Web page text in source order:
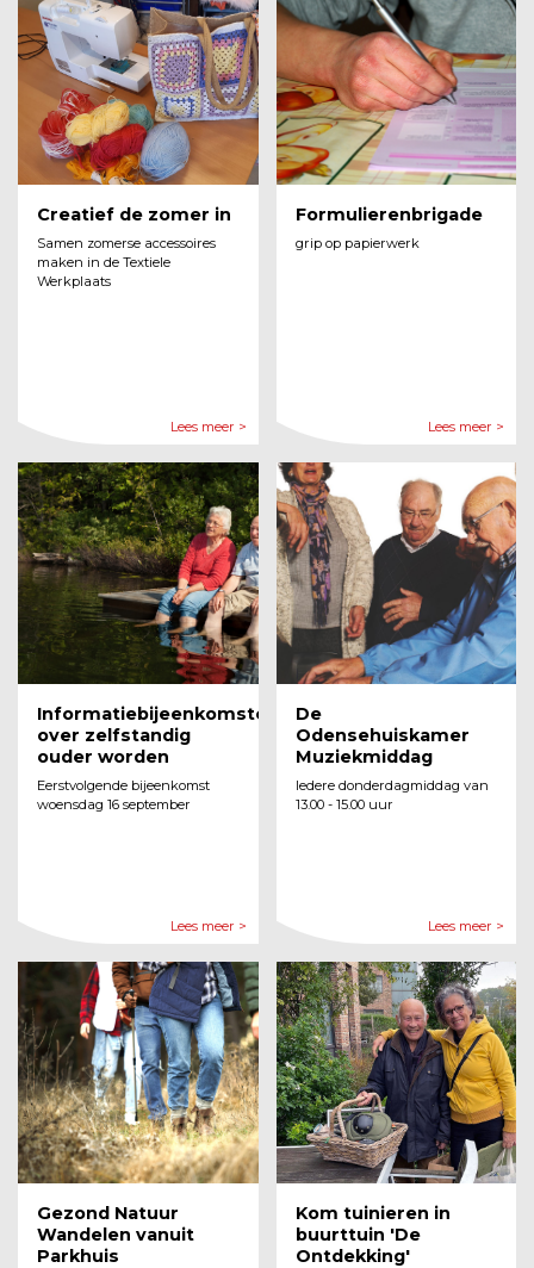
Creatief de zomer in
Samen zomerse accessoires
maken in de Textiele
Werkplaats
Lees meer >
Formulierenbrigade
grip op papierwerk
Lees meer >
Informatiebijeenkomsten
over zelfstandig
ouder worden
Eerstvolgende bijeenkomst
woensdag 16 september
Lees meer >
De
Odensehuiskamer
Muziekmiddag
Iedere donderdagmiddag van
13.00 - 15.00 uur
Lees meer >
Gezond Natuur
Wandelen vanuit
Parkhuis
Kom tuinieren in
buurttuin 'De
Ontdekking'